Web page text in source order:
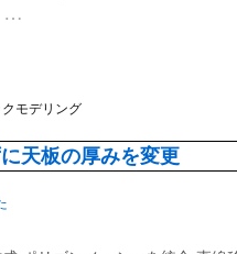
…
モデリング
天板の厚みを変更